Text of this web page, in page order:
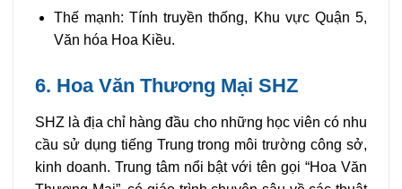
Thế mạnh: Tính truyền thống, Khu vực Quận 5,
Văn hóa Hoa Kiều.
6. Hoa Văn Thương Mại SHZ
SHZ là địa chỉ hàng đầu cho những học viên có nhu
cầu sử dụng tiếng Trung trong môi trường công sở,
kinh doanh. Trung tâm nổi bật với tên gọi “Hoa Văn